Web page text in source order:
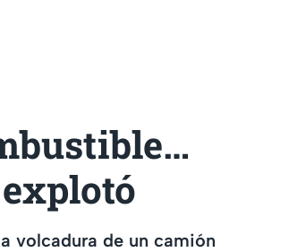
volcadura de un camión